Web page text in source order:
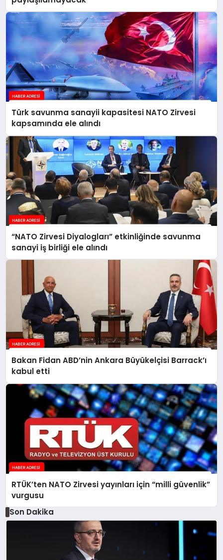
Türk savunma sanayii kapasitesi NATO Zirvesi
kapsamında ele alındı
“NATO Zirvesi Diyalogları” etkinliğinde savunma
sanayi iş birliği ele alındı
Bakan Fidan ABD’nin Ankara Büyükelçisi Barrack’ı
kabul etti
RTÜK’ten NATO Zirvesi yayınları için “milli güvenlik”
vurgusu
Son Dakika